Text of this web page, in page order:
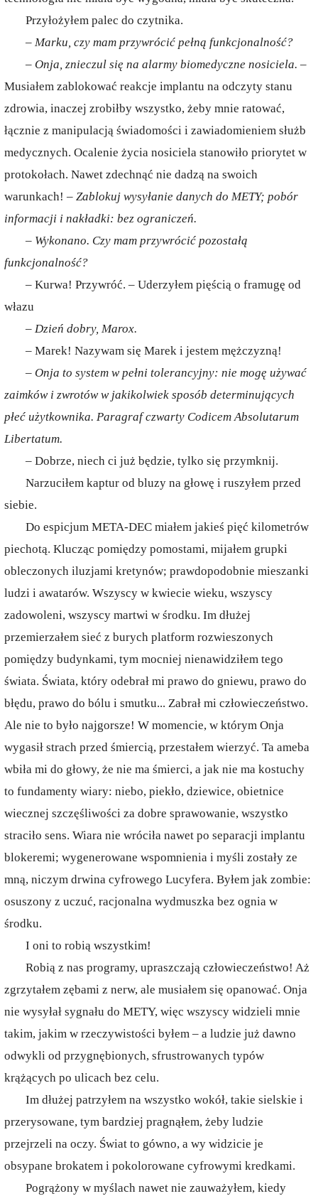
Przyłożyłem palec do czytnika.
– Marku, czy mam przywrócić pełną funkcjonalność?
– Onja, znieczul się na alarmy biomedyczne nosiciela. –
Musiałem zablokować reakcje implantu na odczyty stanu
zdrowia, inaczej zrobiłby wszystko, żeby mnie ratować,
łącznie z manipulacją świadomości i zawiadomieniem służb
medycznych. Ocalenie życia nosiciela stanowiło priorytet w
protokołach. Nawet zdechnąć nie dadzą na swoich
warunkach! – Zablokuj wysyłanie danych do METY; pobór
informacji i nakładki: bez ograniczeń.
– Wykonano. Czy mam przywrócić pozostałą
funkcjonalność?
– Kurwa! Przywróć. – Uderzyłem pięścią o framugę od
włazu
– Dzień dobry, Marox.
– Marek! Nazywam się Marek i jestem mężczyzną!
– Onja to system w pełni tolerancyjny: nie mogę używać
zaimków i zwrotów w jakikolwiek sposób determinujących
płeć użytkownika. Paragraf czwarty Codicem Absolutarum
Libertatum.
– Dobrze, niech ci już będzie, tylko się przymknij.
Narzuciłem kaptur od bluzy na głowę i ruszyłem przed
siebie.
Do espicjum META-DEC miałem jakieś pięć kilometrów
piechotą. Klucząc pomiędzy pomostami, mijałem grupki
obleczonych iluzjami kretynów; prawdopodobnie mieszanki
ludzi i awatarów. Wszyscy w kwiecie wieku, wszyscy
zadowoleni, wszyscy martwi w środku. Im dłużej
przemierzałem sieć z burych platform rozwieszonych
pomiędzy budynkami, tym mocniej nienawidziłem tego
świata. Świata, który odebrał mi prawo do gniewu, prawo do
błędu, prawo do bólu i smutku... Zabrał mi człowieczeństwo.
Ale nie to było najgorsze! W momencie, w którym Onja
wygasił strach przed śmiercią, przestałem wierzyć. Ta ameba
wbiła mi do głowy, że nie ma śmierci, a jak nie ma kostuchy
to fundamenty wiary: niebo, piekło, dziewice, obietnice
wiecznej szczęśliwości za dobre sprawowanie, wszystko
straciło sens. Wiara nie wróciła nawet po separacji implantu
blokeremi; wygenerowane wspomnienia i myśli zostały ze
mną, niczym drwina cyfrowego Lucyfera. Byłem jak zombie:
osuszony z uczuć, racjonalna wydmuszka bez ognia w
środku.
I oni to robią wszystkim!
Robią z nas programy, upraszczają człowieczeństwo! Aż
zgrzytałem zębami z nerw, ale musiałem się opanować. Onja
nie wysyłał sygnału do METY, więc wszyscy widzieli mnie
takim, jakim w rzeczywistości byłem – a ludzie już dawno
odwykli od przygnębionych, sfrustrowanych typów
krążących po ulicach bez celu.
Im dłużej patrzyłem na wszystko wokół, takie sielskie i
przerysowane, tym bardziej pragnąłem, żeby ludzie
przejrzeli na oczy. Świat to gówno, a wy widzicie je
obsypane brokatem i pokolorowane cyfrowymi kredkami.
Pogrążony w myślach nawet nie zauważyłem, kiedy